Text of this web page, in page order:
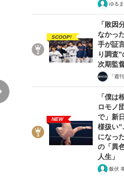
ゆる
SCOOP!
「敗因
なかっ
手が証
り調査
次期監
「週
NEW
「僕は
ロモノ
で」新
様扱い
になっ
の「異
人生」
飯伏